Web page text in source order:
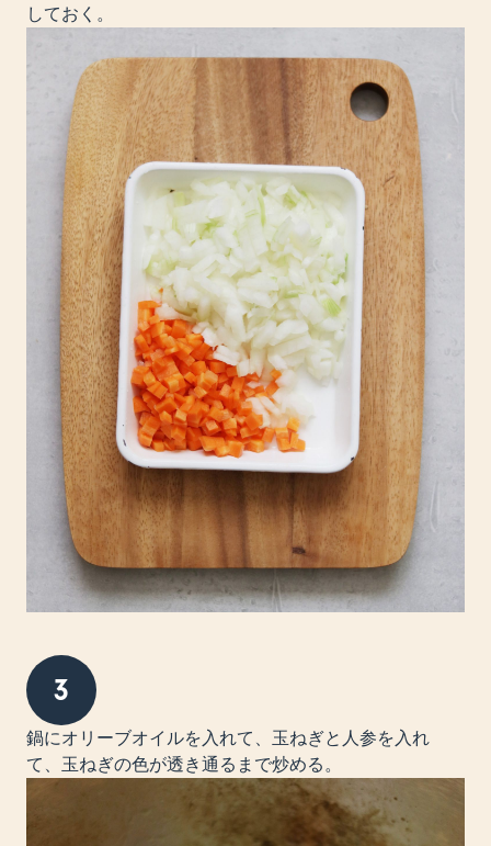
しておく。
3
鍋にオリーブオイルを入れて、玉ねぎと人参を入れ
て、玉ねぎの色が透き通るまで炒める。